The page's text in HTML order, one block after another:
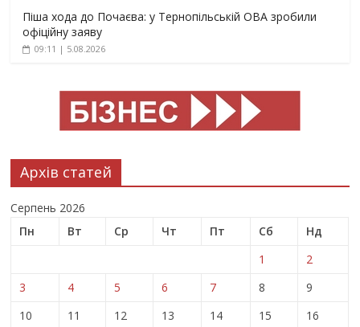
Піша хода до Почаєва: у Тернопільській ОВА зробили
офіційну заяву
09:11 | 5.08.2026
Архів статей
Серпень 2026
Пн
Вт Ср Чт Пт Сб
Нд
1
2
3
4 5 6 7 8
9
10
11 12 13 14 15
16